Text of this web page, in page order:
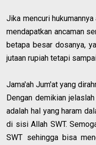
Jika mencuri
mendapatkan ancaman
betapa besar dosanya,
jutaan rupiah tetapi
Jama'ah Jum'at yang
Dengan demikian
adalah hal yang haram
di sisi Allah SWT.
SWT sehingga bisa